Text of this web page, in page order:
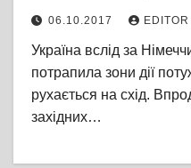
06.10.2017 EDITOR
Україна вслід за
потрапила зони дії
рухається на схід.
західних…